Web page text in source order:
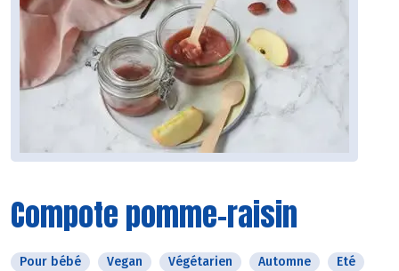
Compote pomme-raisin
Pour bébé Vegan Végétarien Automne Eté